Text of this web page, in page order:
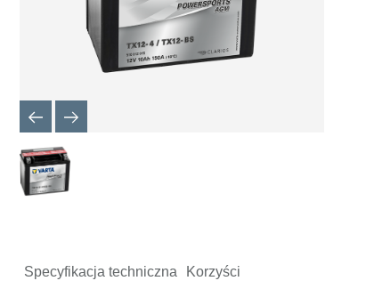
Specyfikacja techniczna Korzyści